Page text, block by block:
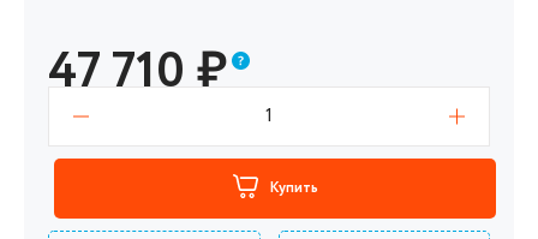
47 710₽
1
Купить